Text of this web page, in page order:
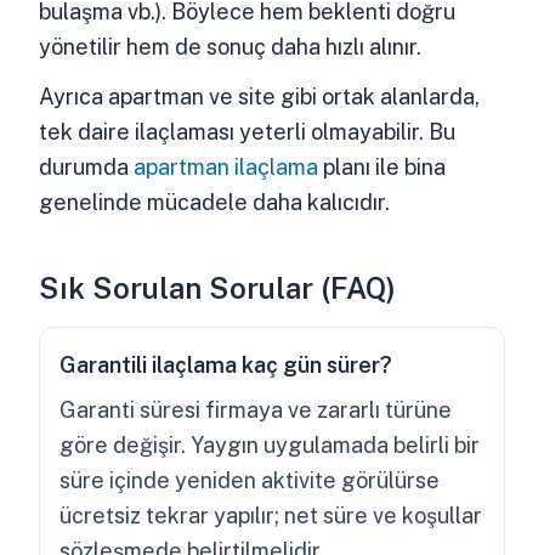
bulaşma vb.). Böylece hem beklenti doğru
yönetilir hem de sonuç daha hızlı alınır.
Ayrıca apartman ve site gibi ortak alanlarda,
tek daire ilaçlaması yeterli olmayabilir. Bu
durumda apartman ilaçlama planı ile bina
genelinde mücadele daha kalıcıdır.
Sık Sorulan Sorular (FAQ)
Garantili ilaçlama kaç gün sürer?
Garanti süresi firmaya ve zararlı türüne
göre değişir. Yaygın uygulamada belirli bir
süre içinde yeniden aktivite görülürse
ücretsiz tekrar yapılır; net süre ve koşullar